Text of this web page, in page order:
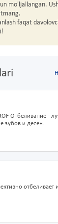
mo'ljallangan.
faqat
Отбеливание -
зубов и десен.
отбеливает